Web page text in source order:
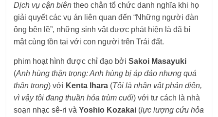
Dịch vụ cận biêntheo chân tổ chức danh nghĩa khi họ
giải quyết các vụ án liên quan đến “Những người đàn
ông bên lề”, những sinh vật được phát hiện là đã bí
mật cùng tồn tại với con người trên Trái đất.
phim hoạt hình được chỉ đạo bởiSakoi Masayuki
(Anh hùng thận trọng: Anh hùng bị áp đảo nhưng quá
thận trọng) với Kenta Ihara (Tôi là nhân vật phản diện,
vì vậy tôi đang thuần hóa trùm cuối) với tư cách là nhà
soạn nhạc sê-ri vàYoshio Kozakai (lực lượng cứu hỏa